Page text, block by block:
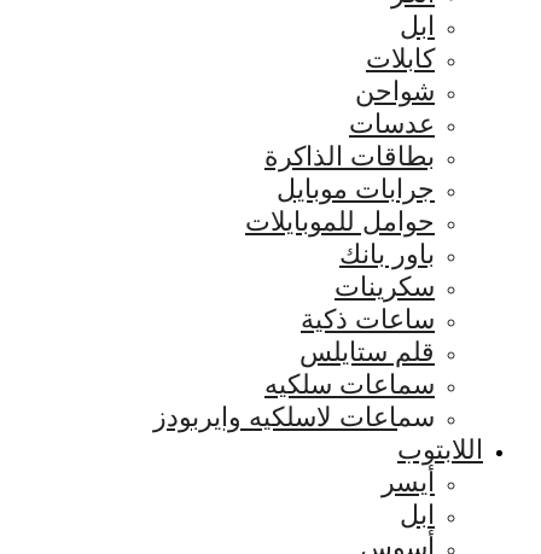
ابل
كابلات
شواحن
عدسات
بطاقات الذاكرة
جرابات موبايل
حوامل للموبايلات
باور بانك
سكرينات
ساعات ذكية
قلم ستايلس
سماعات سلكيه
سماعات لاسلكيه وايربودز
اللابتوب
أيسر
ابل
أسوس